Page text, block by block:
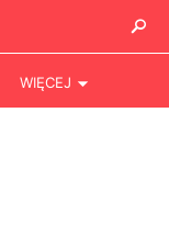
WIĘCEJ